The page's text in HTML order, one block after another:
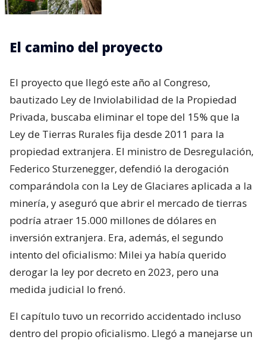
El camino del proyecto
El proyecto que llegó este año al Congreso,
bautizado Ley de Inviolabilidad de la Propiedad
Privada, buscaba eliminar el tope del 15% que la
Ley de Tierras Rurales fija desde 2011 para la
propiedad extranjera. El ministro de Desregulación,
Federico Sturzenegger, defendió la derogación
comparándola con la Ley de Glaciares aplicada a la
minería, y aseguró que abrir el mercado de tierras
podría atraer 15.000 millones de dólares en
inversión extranjera. Era, además, el segundo
intento del oficialismo: Milei ya había querido
derogar la ley por decreto en 2023, pero una
medida judicial lo frenó.
El capítulo tuvo un recorrido accidentado incluso
dentro del propio oficialismo. Llegó a manejarse un